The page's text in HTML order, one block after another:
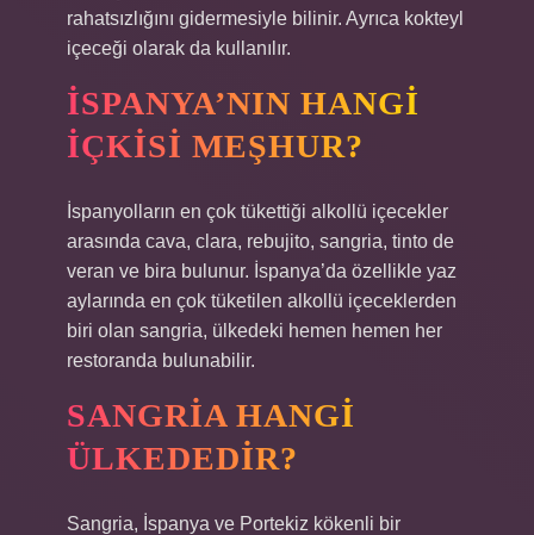
rahatsızlığını gidermesiyle bilinir. Ayrıca kokteyl
içeceği olarak da kullanılır.
İSPANYA’NIN HANGI
IÇKISI MEŞHUR?
İspanyolların en çok tükettiği alkollü içecekler
arasında cava, clara, rebujito, sangria, tinto de
veran ve bira bulunur. İspanya’da özellikle yaz
aylarında en çok tüketilen alkollü içeceklerden
biri olan sangria, ülkedeki hemen hemen her
restoranda bulunabilir.
SANGRIA HANGI
ÜLKEDEDIR?
Sangria, İspanya ve Portekiz kökenli bir